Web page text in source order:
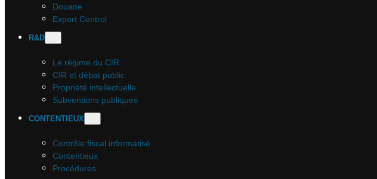
Douane
Export Control
R&D
Le régime du CIR
CIR et débat public
Propriété intellectuelle
Subventions publiques
CONTENTIEUX
Contrôle fiscal informatisé
Contentieux
Procédures